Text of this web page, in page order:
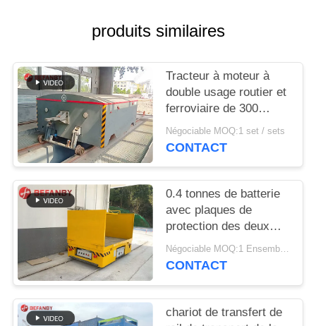
SITE
PRIVACY
POLICY
produits similaires
Tracteur à moteur à
double usage routier et
ferroviaire de 300
tonnes
Négociable MOQ:1 set / sets
CONTACT
0.4 tonnes de batterie
avec plaques de
protection des deux
côtés du panier de
transfert
Négociable MOQ:1 Ensemble/sets
CONTACT
chariot de transfert de